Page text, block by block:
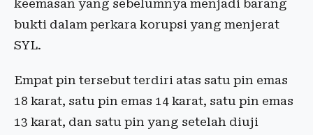
keemasan yang sebelumnya menjadi barang
bukti dalam perkara korupsi yang menjerat
SYL.
Empat pin tersebut terdiri atas satu pin emas
18 karat, satu pin emas 14 karat, satu pin emas
13 karat, dan satu pin yang setelah diuji